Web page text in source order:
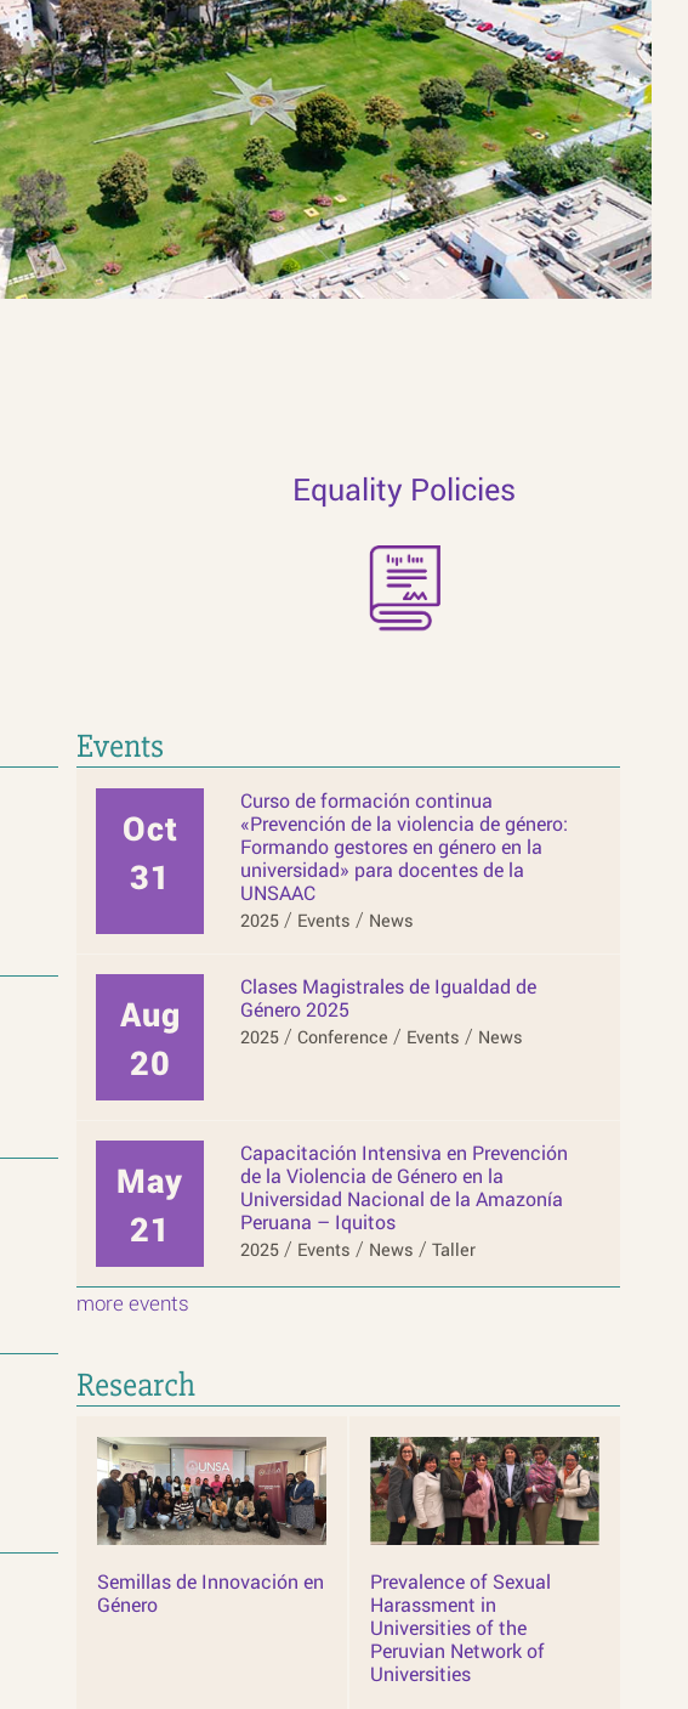
Equality Policies
Events
Oct
31
Curso de formación continua
«Prevención de la violencia de género:
Formando gestores en género en la
universidad» para docentes de la
UNSAAC
2025 / Events / News
Aug
20
Clases Magistrales de Igualdad de
Género 2025
2025 / Conference / Events / News
May
21
Capacitación Intensiva en Prevención
de la Violencia de Género en la
Universidad Nacional de la Amazonía
Peruana – Iquitos
2025 / Events / News / Taller
more events
Research
Semillas de Innovación en
Género
Prevalence of Sexual
Harassment in
Universities of the
Peruvian Network of
Universities